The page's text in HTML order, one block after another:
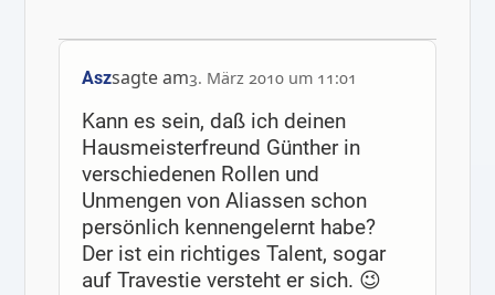
Aszsagte am3. März 2010 um 11:01
Kann es sein, daß ich deinen
Hausmeisterfreund Günther in
verschiedenen Rollen und
Unmengen von Aliassen schon
persönlich kennengelernt habe?
Der ist ein richtiges Talent, sogar
auf Travestie versteht er sich. 😉